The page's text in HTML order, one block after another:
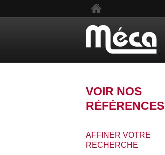
VOIR NOS
RÉFÉRENCES
AFFINER VOTRE
RECHERCHE